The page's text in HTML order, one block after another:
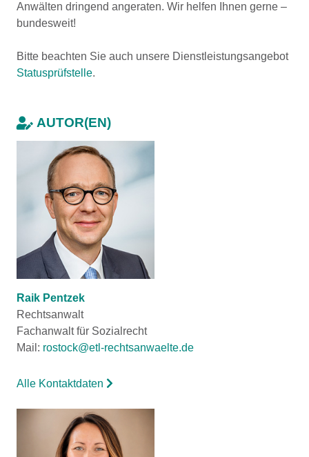
Anwälten dringend angeraten. Wir helfen Ihnen gerne –
bundesweit!
Bitte beachten Sie auch unsere Dienstleistungsangebot
Statusprüfstelle.
AUTOR(EN)
Raik Pentzek
Rechtsanwalt
Fachanwalt für Sozialrecht
Mail: rostock@etl-rechtsanwaelte.de
Alle Kontaktdaten